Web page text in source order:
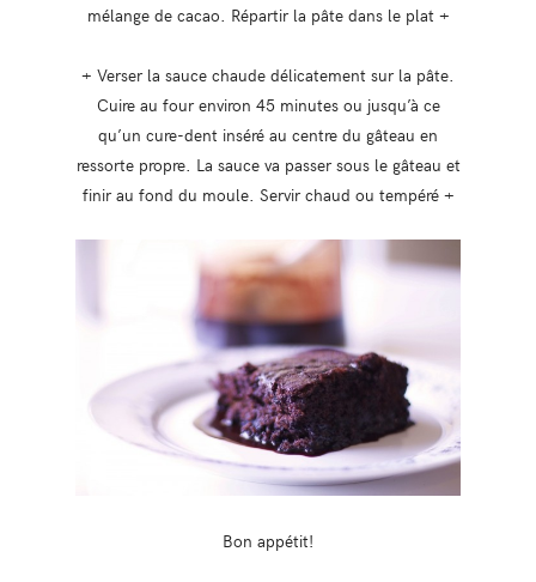
mélange de cacao. Répartir la pâte dans le plat +
+ Verser la sauce chaude délicatement sur la pâte.
Cuire au four environ 45 minutes ou jusqu’à ce
qu’un cure-dent inséré au centre du gâteau en
ressorte propre. La sauce va passer sous le gâteau et
finir au fond du moule. Servir chaud ou tempéré +
Bon appétit!